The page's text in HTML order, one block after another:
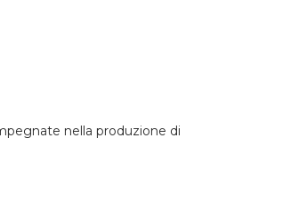
nella produzione di